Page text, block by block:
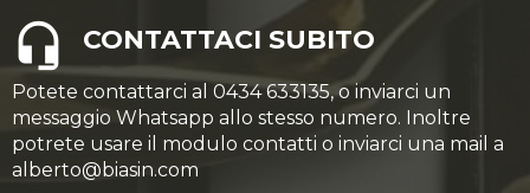
CONTATTACI SUBITO
Potete contattarci al 0434 633135, o inviarci un
messaggio Whatsapp allo stesso numero. Inoltre
potrete usare il modulo contatti o inviarci una mail a
alberto@biasin.com